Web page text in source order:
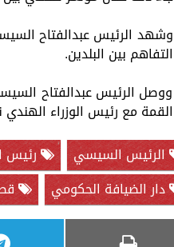
وشهد الرئيس عبدالفتاح
التفاهم بين البلدين.
ووصل الرئيس عبدالفتاح
القمة مع رئيس الوزراء الهندي
الرئيس السيسي
رئيس
دار الضيافة الحكومي